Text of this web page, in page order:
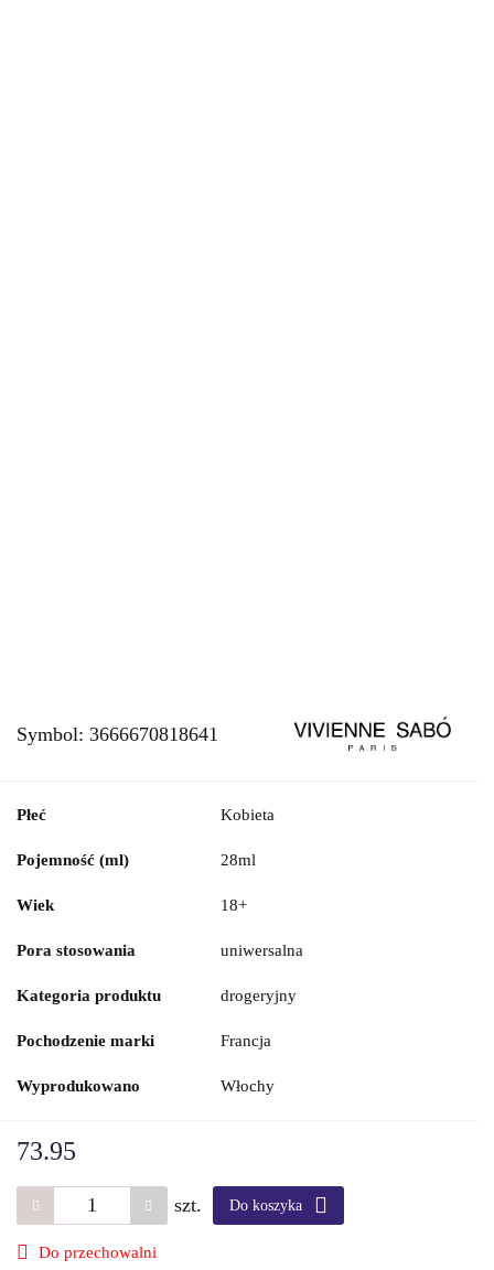
Symbol: 3666670818641
Płeć Kobieta
Pojemność (ml) 28ml
Wiek 18+
Pora stosowania uniwersalna
Kategoria produktu drogeryjny
Pochodzenie marki Francja
Wyprodukowano Włochy
73.95
szt. Do koszyka
Do przechowalni